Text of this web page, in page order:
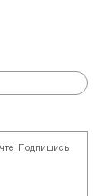
Подпишись